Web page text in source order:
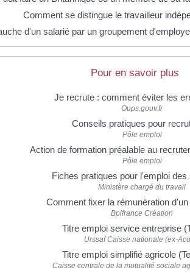
Comment se distingue le travailleur
d'un salarié par un groupement
Pour en savoir plus
Je recrute : comment éviter les
Oups.gouv.fr
Conseils pratiques pour
Pôle emploi
Action de formation préalable au
Pôle emploi
Fiches pratiques pour l'emploi des
Ministère chargé du travail
Comment fixer la rémunération
Bpifrance Création
Titre emploi service entreprise
Urssaf Caisse nationale (ex-
Titre emploi simplifié agricole
Caisse centrale de la mutualité sociale